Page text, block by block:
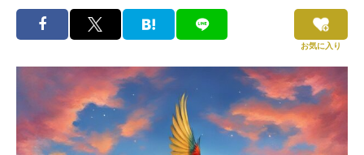
お気に入り